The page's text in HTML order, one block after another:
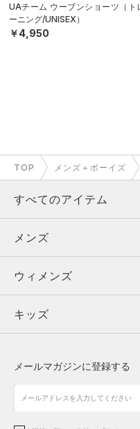
UAチーム ウーブンショーツ（ト
ーニング/UNISEX）
￥4,950
TOP メンズ＋ボーイズ
すべてのアイテム
メンズ
ウィメンズ
キッズ
アクセサリー
メンズ
トップス
ボトムス
アクセサリー
ウィメンズ
トップス
シューズ
キッズ
メールマガジンに登録する